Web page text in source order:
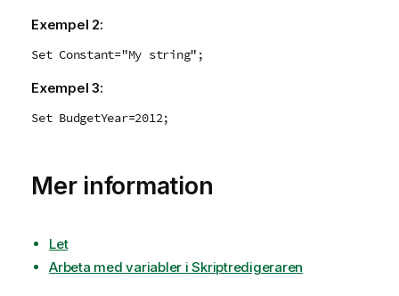
Exempel 2:
Set Constant="My string";
Exempel 3:
Set BudgetYear=2012;
Mer information
Let
Arbeta med variabler i Skriptredigeraren